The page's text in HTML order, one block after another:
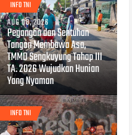
INFO TNI
AUG 08, 2026
Pegangan dan Sentuhan
Tangan Membawa Asa,
TMMD Sengkuyung Tahap III
TA. 2026 Wujudkan Hunian
Yang Nyaman
INFO TNI